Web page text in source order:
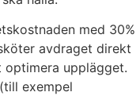
med 30%
avdraget direkt
upplägget.
exempel